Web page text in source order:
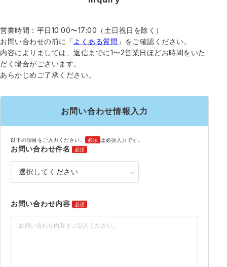
営業時間：平日10:00〜17:00（土日祝日を除く）
お問い合わせの前に「よくある質問 」をご確認ください。
内容によりましては、返信までに1〜2営業日ほどお時間をいた
だく場合がございます。
あらかじめご了承ください。
お問い合わせ情報入力
以下の項目をご入力ください。 必須 は必須入力です。
お問い合わせ件名 必須
お問い合わせ内容 必須